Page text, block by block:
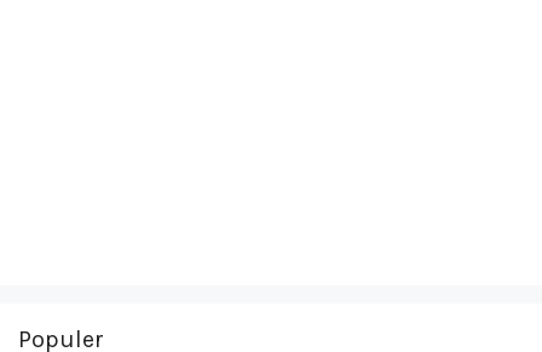
Populer